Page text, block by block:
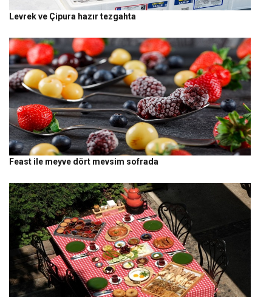
Levrek ve Çipura hazır tezgahta
Feast ile meyve dört mevsim sofrada